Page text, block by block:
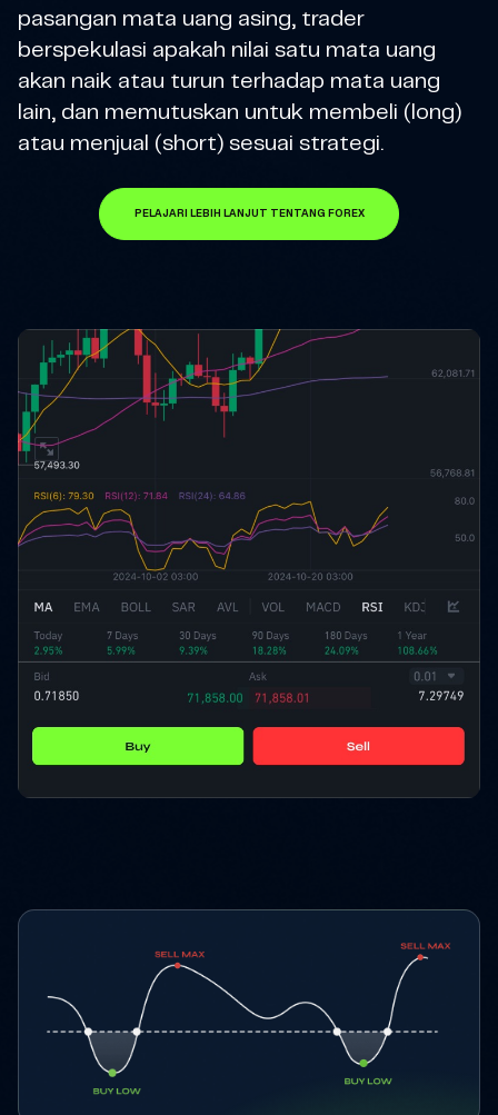
pasangan mata uang asing, trader
berspekulasi apakah nilai satu mata uang
akan naik atau turun terhadap mata uang
lain, dan memutuskan untuk membeli (long)
atau menjual (short) sesuai strategi.
PELAJARI LEBIH LANJUT TENTANG FOREX